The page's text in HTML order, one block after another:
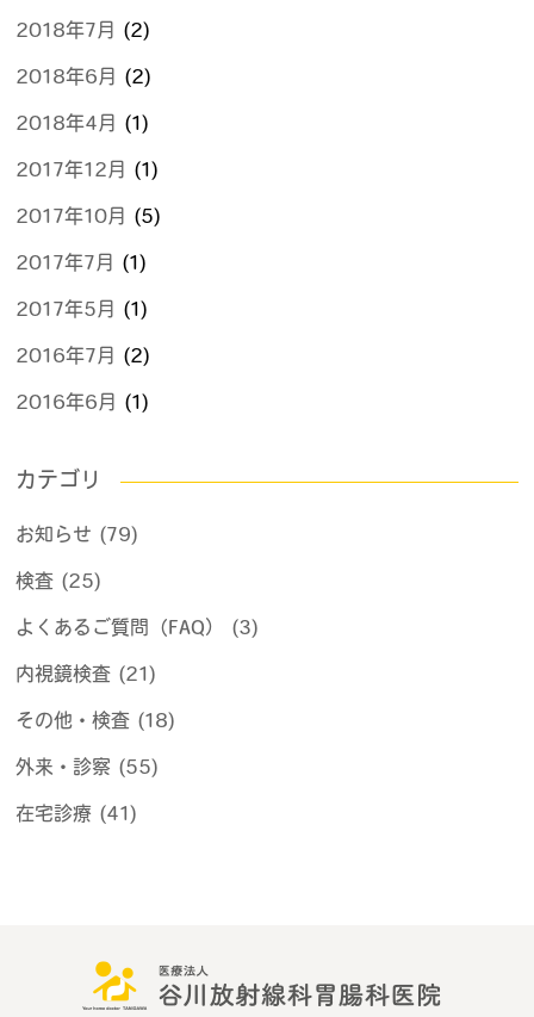
2018年7月 (2)
2018年6月 (2)
2018年4月 (1)
2017年12月 (1)
2017年10月 (5)
2017年7月 (1)
2017年5月 (1)
2016年7月 (2)
2016年6月 (1)
カテゴリ
お知らせ (79)
検査 (25)
よくあるご質問（FAQ） (3)
内視鏡検査 (21)
その他・検査 (18)
外来・診察 (55)
在宅診療 (41)